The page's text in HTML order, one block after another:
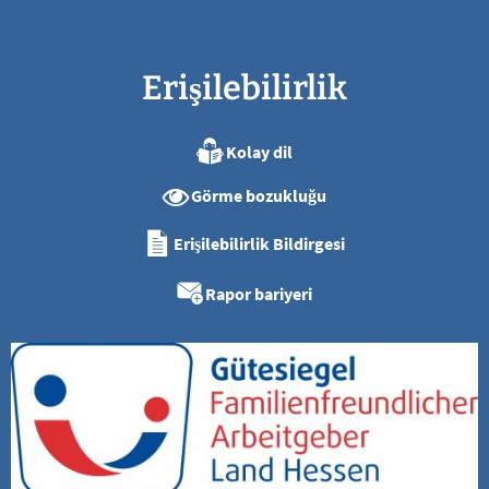
Erişilebilirlik
Kolay dil
Görme bozukluğu
Erişilebilirlik Bildirgesi
Rapor bariyeri